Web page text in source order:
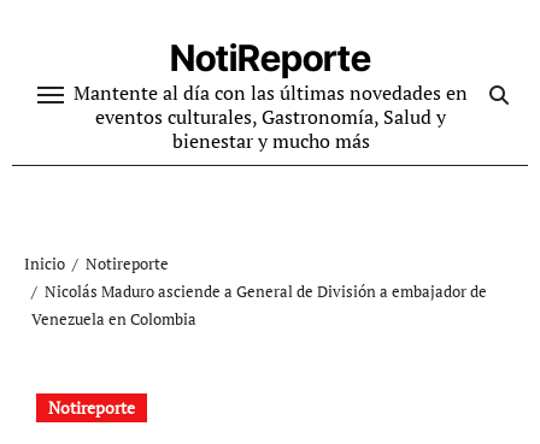
contenido
NotiReporte
Mantente al día con las últimas novedades en
eventos culturales, Gastronomía, Salud y
bienestar y mucho más
Inicio
Notireporte
Nicolás Maduro asciende a General de División a embajador de
Venezuela en Colombia
Notireporte